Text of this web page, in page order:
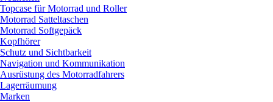
Topcase für Motorrad und Roller
Motorrad Satteltaschen
Motorrad Softgepäck
Kopfhörer
Schutz und Sichtbarkeit
Navigation und Kommunikation
Ausrüstung des Motorradfahrers
Lagerräumung
Marken